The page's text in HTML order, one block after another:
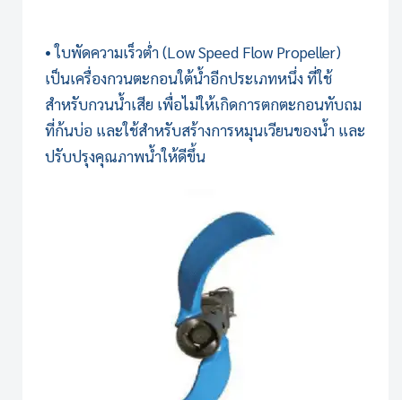
• ใบพัดความเร็วต่ำ (Low Speed Flow Propeller)
เป็นเครื่องกวนตะกอนใต้น้ำอีกประเภทหนึ่ง ที่ใช้
สำหรับกวนน้ำเสีย เพื่อไม่ให้เกิดการตกตะกอนทับถม
ที่ก้นบ่อ และใช้สำหรับสร้างการหมุนเวียนของน้ำ และ
ปรับปรุงคุณภาพน้ำให้ดีขึ้น